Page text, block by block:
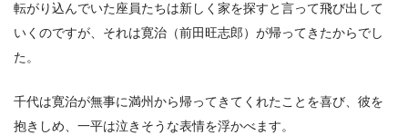
転がり込んでいた座員たちは新しく家を探すと言って飛び出して
いくのですが、それは寛治（前田旺志郎）が帰ってきたからでし
た。
千代は寛治が無事に満州から帰ってきてくれたことを喜び、彼を
抱きしめ、一平は泣きそうな表情を浮かべます。